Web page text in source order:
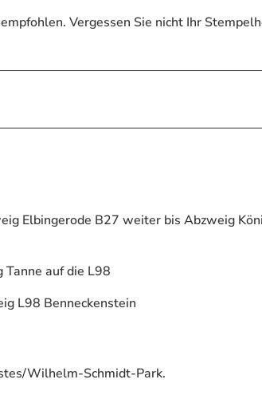
Vergessen Sie nicht Ihr
Elbingerode B27 weiter bis Abzweig
auf die L98
L98 Benneckenstein
Wilhelm-Schmidt-Park.